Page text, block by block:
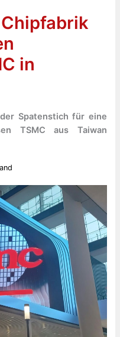
in
Spatenstich für eine
TSMC aus Taiwan